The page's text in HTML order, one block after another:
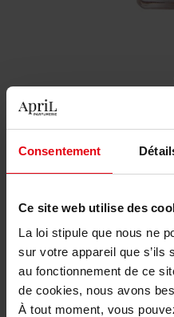
Consentement
Ce site web utilise des
La loi stipule que nous ne
sur votre appareil que s’ils
au fonctionnement de ce
de cookies, nous avons
À tout moment, vous
12,90 €
Couleur
PETALE
TO
TOP"
BORDEAUX
IN
RAIN"
Merci de sélectionner les